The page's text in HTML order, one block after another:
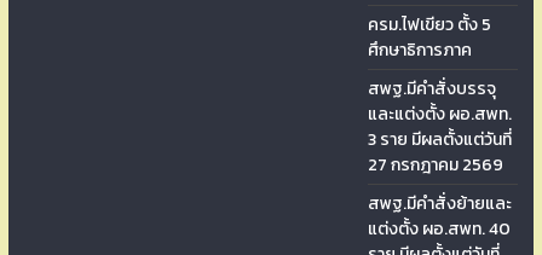
ครม.ไฟเขียว ตั้ง 5
ศึกษาธิการภาค
สพฐ.มีคำสั่งบรรจุ
และแต่งตั้ง ผอ.สพท.
3 ราย มีผลตั้งแต่วันที่
27 กรกฎาคม 2569
สพฐ.มีคำสั่งย้ายและ
แต่งตั้ง ผอ.สพท. 40